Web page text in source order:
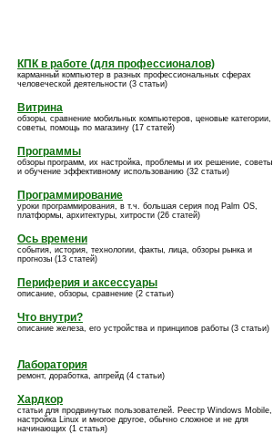
КПК в работе (для профессионалов)
карманный компьютер в разных профессиональных сферах
человеческой деятельности (3 статьи)
Витрина
обзоры, сравнение мобильных компьютеров, ценовые категории,
советы, помощь по магазину (17 статей)
Программы
обзоры программ, их настройка, проблемы и их решение, советы
и обучение эффективному использованию (32 статьи)
Программирование
уроки программирования, в т.ч. большая серия под Palm OS,
платформы, архитектуры, хитрости (26 статей)
Ось времени
события, история, технологии, факты, лица, обзоры рынка и
прогнозы (13 статей)
Периферия и аксессуары
описание, обзоры, сравнение (2 статьи)
Что внутри?
описание железа, его устройства и принципов работы (3 статьи)
Лаборатория
ремонт, доработка, апгрейд (4 статьи)
Хардкор
статьи для продвинутых пользователей. Реестр Windows Mobile,
настройка Linux и многое другое, обычно сложное и не для
начинающих (1 статья)